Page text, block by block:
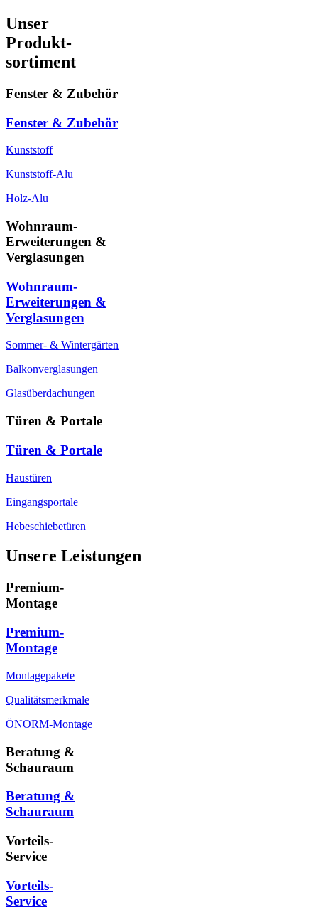
Unser
Produkt-
sortiment
Fenster & Zubehör
Fenster & Zubehör
Kunststoff
Kunststoff-Alu
Holz-Alu
Wohnraum-
Erweiterungen &
Verglasungen
Wohnraum-
Erweiterungen &
Verglasungen
Sommer- & Wintergärten
Balkonverglasungen
Glasüberdachungen
Türen & Portale
Türen & Portale
Haustüren
Eingangsportale
Hebeschiebetüren
Unsere Leistungen
Premium-
Montage
Premium-
Montage
Montagepakete
Qualitätsmerkmale
ÖNORM-Montage
Beratung &
Schauraum
Beratung &
Schauraum
Vorteils-
Service
Vorteils-
Service